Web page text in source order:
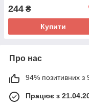
244 ₴
Купити
Про нас
94% позитивних з
Працює з